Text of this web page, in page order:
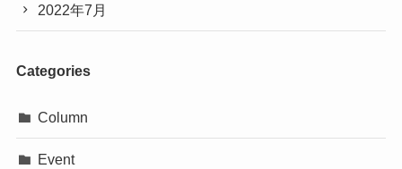
2022年7月
Categories
Column
Event